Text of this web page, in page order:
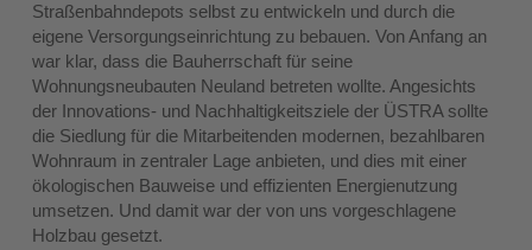
Straßenbahndepots selbst zu entwickeln und durch die
eigene Versorgungseinrichtung zu bebauen. Von Anfang an
war klar, dass die Bauherrschaft für seine
Wohnungsneubauten Neuland betreten wollte. Angesichts
der Innovations- und Nachhaltigkeitsziele der ÜSTRA sollte
die Siedlung für die Mitarbeitenden modernen, bezahlbaren
Wohnraum in zentraler Lage anbieten, und dies mit einer
ökologischen Bauweise und effizienten Energienutzung
umsetzen. Und damit war der von uns vorgeschlagene
Holzbau gesetzt.